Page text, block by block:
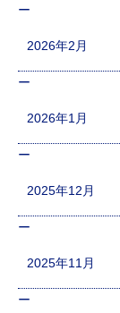
2026年2月
2026年1月
2025年12月
2025年11月